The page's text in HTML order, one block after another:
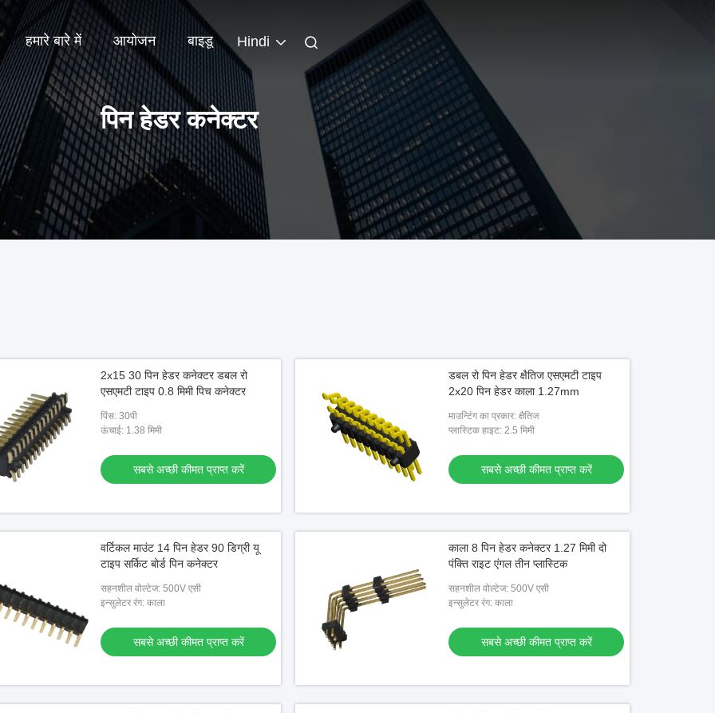
हमारे बारे में आयोजन बाइडू Hindi
पिन हेडर कनेक्टर
2x15 30 पिन हेडर कनेक्टर डबल रो
एसएमटी टाइप 0.8 मिमी पिच कनेक्टर
पिंस: 30पी
ऊंचाई: 1.38 मिमी
सबसे अच्छी कीमत प्राप्त करें
डबल रो पिन हेडर क्षैतिज एसएमटी टाइप
2x20 पिन हेडर काला 1.27mm
माउन्टिंग का प्रकार: क्षैतिज
प्लास्टिक हाइट: 2.5 मिमी
सबसे अच्छी कीमत प्राप्त करें
वर्टिकल माउंट 14 पिन हेडर 90 डिग्री यू
टाइप सर्किट बोर्ड पिन कनेक्टर
सहनशील वोल्टेज: 500V एसी
इन्सुलेटर रंग: काला
सबसे अच्छी कीमत प्राप्त करें
काला 8 पिन हेडर कनेक्टर 1.27 मिमी दो
पंक्ति राइट एंगल तीन प्लास्टिक
सहनशील वोल्टेज: 500V एसी
इन्सुलेटर रंग: काला
सबसे अच्छी कीमत प्राप्त करें